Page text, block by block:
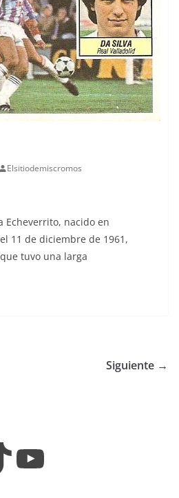
Elsitiodemiscromos
Echeverrito, nacido en
11 de diciembre de 1961,
tuvo una larga
Siguiente →
YouTube